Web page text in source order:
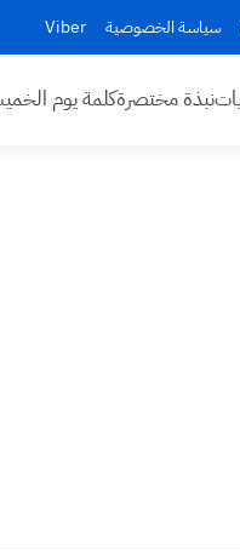
سياسة الخصوصية Viber
نبذة مختصرةكلمة يوم